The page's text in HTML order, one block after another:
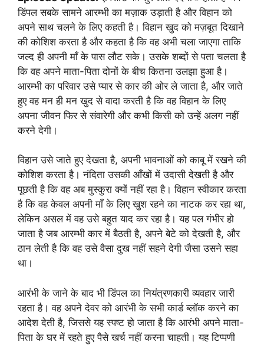
डिंपल सबके सामने आरम्भी का मज़ाक उड़ाती है और विहान को
अपने साथ चलने के लिए कहती है। विहान खुद को मज़बूत दिखाने
की कोशिश करता है और कहता है कि वह अभी चला जाएगा ताकि
जल्द ही अपनी माँ के पास लौट सके। उसके शब्दों से पता चलता है
कि वह अपने माता-पिता दोनों के बीच कितना उलझा हुआ है।
आरम्भी का परिवार उसे प्यार से कार की ओर ले जाता है, और जाते
हुए वह मन ही मन खुद से वादा करती है कि वह विहान के लिए
अपना जीवन फिर से संवारेगी और कभी किसी को उन्हें अलग नहीं
करने देगी।
विहान उसे जाते हुए देखता है, अपनी भावनाओं को काबू में रखने की
कोशिश करता है। नंदिता उसकी आँखों में उदासी देखती है और
पूछती है कि वह अब मुस्कुरा क्यों नहीं रहा है। विहान स्वीकार करता
है कि वह केवल अपनी माँ के लिए खुश रहने का नाटक कर रहा था,
लेकिन असल में वह उसे बहुत याद कर रहा है। यह पल गंभीर हो
जाता है जब आरम्भी कार में बैठती है, अपने बेटे को देखती है, और
ठान लेती है कि वह उसे वैसा दुख नहीं सहने देगी जैसा उसने सहा
था।
आरंभी के जाने के बाद भी डिंपल का नियंत्रणकारी व्यवहार जारी
रहता है। वह अपने देवर को आरंभी के सभी कार्ड ब्लॉक करने का
आदेश देती है, जिससे यह स्पष्ट हो जाता है कि आरंभी अपने माता-
पिता के घर में रहते हुए पैसे खर्च नहीं करना चाहती। यह टिप्पणी